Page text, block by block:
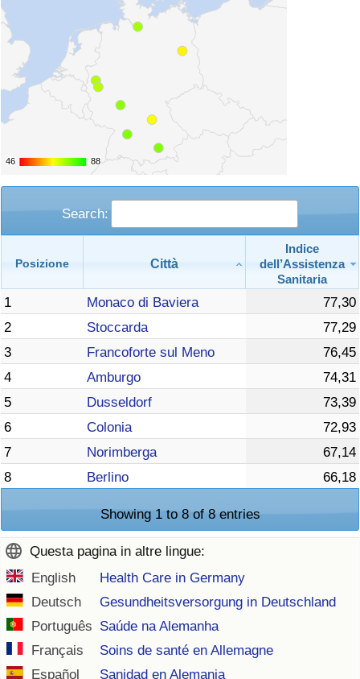
46
46 88
88
Search:
Posizione Città
Indice
dell’Assistenza
Sanitaria
1 Monaco di Baviera
77,30
2
Stoccarda
77,29
3
Francoforte sul Meno
76,45
4
Amburgo
74,31
5
Dusseldorf
73,39
6
Colonia
72,93
7
Norimberga
67,14
8
Berlino 66,18
Showing 1 to 8 of 8 entries
Questa pagina in altre lingue:
English
Health Care in Germany
Deutsch
Gesundheitsversorgung in Deutschland
Português Saúde na Alemanha
Français
Soins de santé en Allemagne
Español
Sanidad en Alemania
Indice del Traffico
Indice del traffico (Corrente)
Indice del traffico per Nazione